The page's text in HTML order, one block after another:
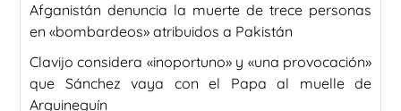
Afganistán denuncia la muerte de trece personas
en «bombardeos» atribuidos a Pakistán
Clavijo considera «inoportuno» y «una provocación»
que Sánchez vaya con el Papa al muelle de
Arguineguín